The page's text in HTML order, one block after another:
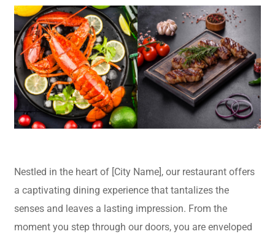
Nestled in the heart of [City Name], our restaurant offers
a captivating dining experience that tantalizes the
senses and leaves a lasting impression. From the
moment you step through our doors, you are enveloped